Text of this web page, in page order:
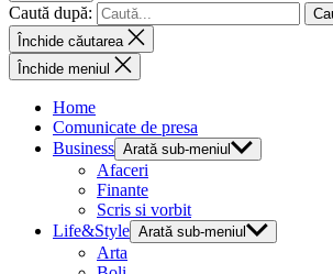
Caută după:
Închide căutarea
Închide meniul
Home
Comunicate de presa
Business Arată sub-meniul
Afaceri
Finante
Scris si vorbit
Life&Style Arată sub-meniul
Arta